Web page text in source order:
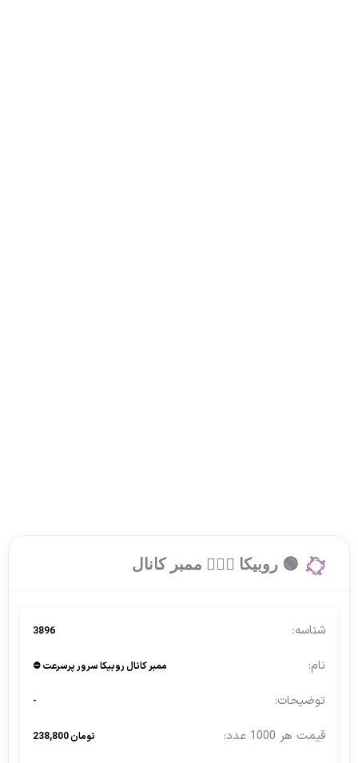
🟢 روبیکا 🙍🏻‍♂️ ممبر کانال
3896
ممبر کانال روبیکا سرور پرسرعت ⛔
-
تومان 238,800